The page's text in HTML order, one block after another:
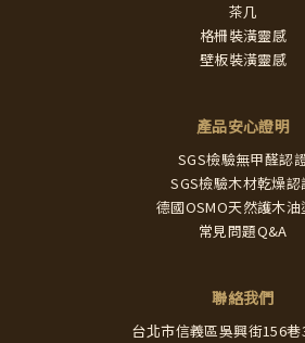
茶几
格柵裝潢靈感
壁板裝潢靈感
產品安心證明
SGS檢驗無甲醛認
SGS檢驗木材乾燥認
德國OSMO天然護木油
常見問題Q&A
聯絡我們
台北市信義區吳興街156